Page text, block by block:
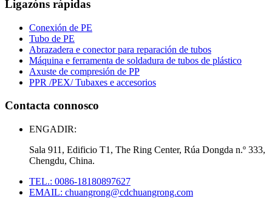
Ligazóns rápidas
Conexión de PE
Tubo de PE
Abrazadera e conector para reparación de tubos
Máquina e ferramenta de soldadura de tubos de plástico
Axuste de compresión de PP
PPR /PEX/ Tubaxes e accesorios
Contacta connosco
ENGADIR:
Sala 911, Edificio T1, The Ring Center, Rúa Dongda n.º 333,
Chengdu, China.
TEL.: 0086-18180897627
EMAIL: chuangrong@cdchuangrong.com